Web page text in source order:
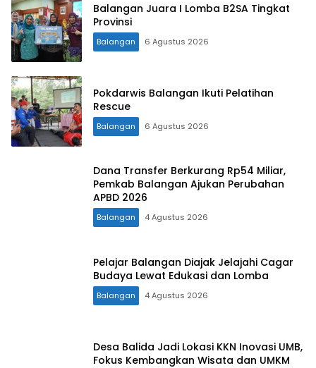
Balangan Juara I Lomba B2SA Tingkat
Provinsi
Balangan 6 Agustus 2026
Pokdarwis Balangan Ikuti Pelatihan
Rescue
Balangan 6 Agustus 2026
Dana Transfer Berkurang Rp54 Miliar,
Pemkab Balangan Ajukan Perubahan
APBD 2026
Balangan 4 Agustus 2026
Pelajar Balangan Diajak Jelajahi Cagar
Budaya Lewat Edukasi dan Lomba
Balangan 4 Agustus 2026
Desa Balida Jadi Lokasi KKN Inovasi UMB,
Fokus Kembangkan Wisata dan UMKM